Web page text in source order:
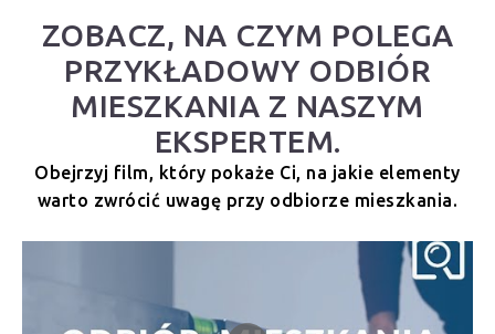
ZOBACZ, NA CZYM POLEGA
PRZYKŁADOWY ODBIÓR
MIESZKANIA Z NASZYM
EKSPERTEM.
Obejrzyj film, który pokaże Ci, na jakie elementy
warto zwrócić uwagę przy odbiorze mieszkania.